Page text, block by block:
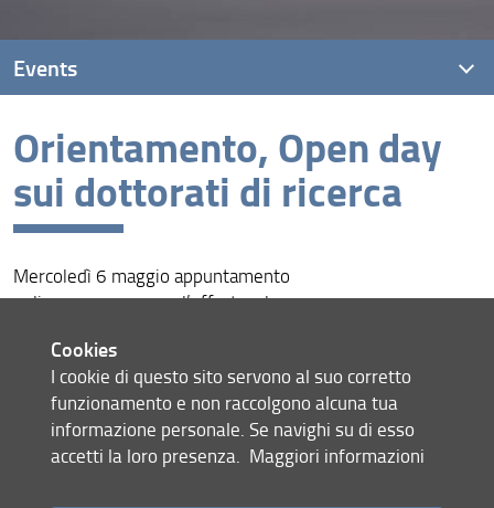
Orientamento, Open day
sui dottorati di ricerca
Mercoledì 6 maggio appuntamento
online per conoscere l’offerta e le
Consult the dedicated page (URL)
Share
Events
Latest events
Events archive
Cookies
I cookie di questo sito servono al suo corretto
funzionamento e non raccolgono alcuna tua
informazione personale. Se navighi su di esso
accetti la loro presenza. Maggiori informazioni